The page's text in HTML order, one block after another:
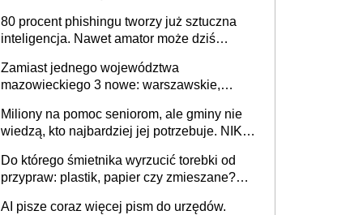
80 procent phishingu tworzy już sztuczna
inteligencja. Nawet amator może dziś
Zamiast jednego województwa
mazowieckiego 3 nowe: warszawskie,
Europie nie ma tak dużych jednostek
stołecznych
Miliony na pomoc seniorom, ale gminy nie
wiedzą, kto najbardziej jej potrzebuje. NIK
Do którego śmietnika wyrzucić torebki od
przypraw: plastik, papier czy zmieszane?
AI pisze coraz więcej pism do urzędów.